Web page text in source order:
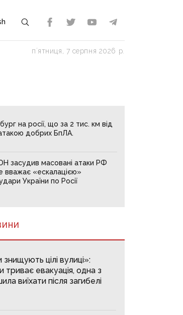
пʼятниця, 7 серпня 2026 р.
на росії, що за 2 тис. км від
добрих БпЛА.
засудив масовані атаки РФ
вважає «ескалацією»
України по Росії
знищують цілі вулиці»:
триває евакуація, одна з
виїхати після загибелі